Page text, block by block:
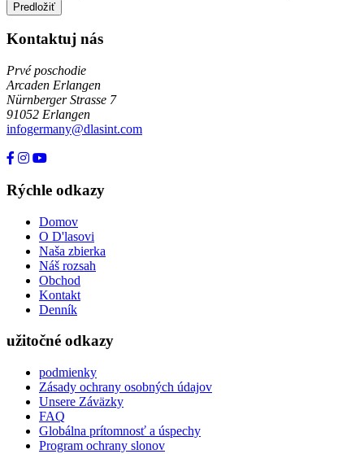
Kontaktuj nás
Prvé poschodie
Arcaden Erlangen
Nürnberger Strasse 7
91052 Erlangen
infogermany@dlasint.com
Rýchle odkazy
Domov
O D'lasovi
Naša zbierka
Náš rozsah
Obchod
Kontakt
Denník
užitočné odkazy
podmienky
Zásady ochrany osobných údajov
Unsere Záväzky
FAQ
Globálna prítomnosť a úspechy
Program ochrany slonov